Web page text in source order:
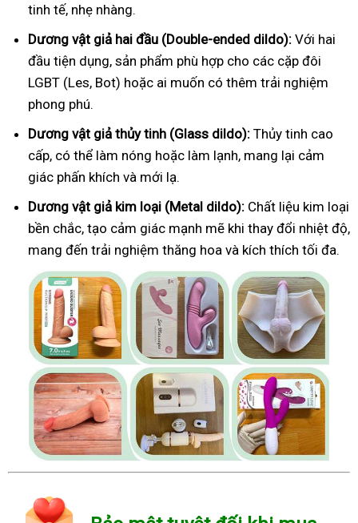
tinh tế, nhẹ nhàng.
Dương vật giả hai đầu (Double-ended dildo): Với hai
đầu tiện dụng, sản phẩm phù hợp cho các cặp đôi
LGBT (Les, Bot) hoặc ai muốn có thêm trải nghiệm
phong phú.
Dương vật giả thủy tinh (Glass dildo): Thủy tinh cao
cấp, có thể làm nóng hoặc làm lạnh, mang lại cảm
giác phấn khích và mới lạ.
Dương vật giả kim loại (Metal dildo): Chất liệu kim loại
bền chắc, tạo cảm giác mạnh mẽ khi thay đổi nhiệt độ,
mang đến trải nghiệm thăng hoa và kích thích tối đa.